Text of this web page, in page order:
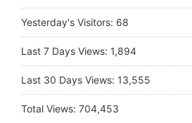
Yesterday's Visitors: 68
Last 7 Days Views: 1,894
Last 30 Days Views: 13,555
Total Views: 704,453